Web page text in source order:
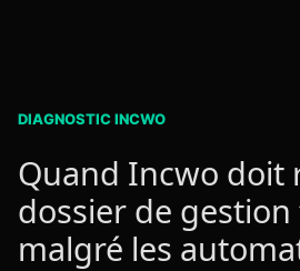
DIAGNOSTIC INCWO
Quand Incwo doit
dossier de
malgré les